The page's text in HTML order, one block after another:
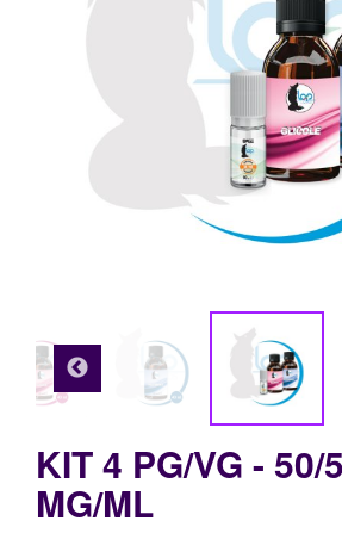
HW
KIT 4 PG/VG - 50/
MG/ML